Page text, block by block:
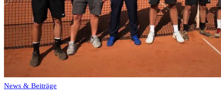
News & Beiträge